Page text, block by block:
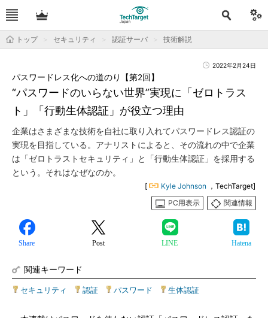
トップ セキュリティ 認証サーバ 技術解説
2022年2月24日
“パスワードのいらない世界”実現に「ゼロトラス
ト」「行動生体認証」が役立つ理由
パスワードレス化への道のり【第2回】
企業はさまざまな技術を自社に取り入れてパスワードレス認証の
実現を目指している。アナリストによると、その流れの中で企業
は「ゼロトラストセキュリティ」と「行動生体認証」を採用する
という。それはなぜなのか。
[ Kyle Johnson ，TechTarget]
PC用表示
関連情報
Share Post LINE Hatena
関連キーワード
セキュリティ 認証 パスワード 生体認証